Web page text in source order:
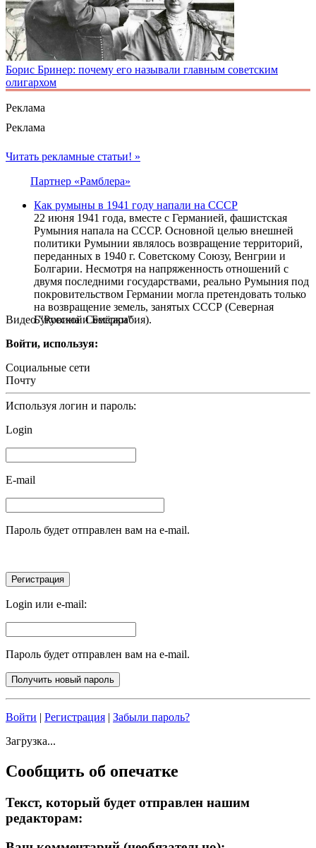
Борис Бринер: почему его называли главным советским
олигархом
Реклама
Реклама
Видео "Русской Семёрки"
Читать рекламные статьи! »
Партнер «Рамблера»
Как румыны в 1941 году напали на СССР
22 июня 1941 года, вместе с Германией, фашистская
Румыния напала на СССР. Основной целью внешней
политики Румынии являлось возвращение территорий,
переданных в 1940 г. Советскому Союзу, Венгрии и
Болгарии. Несмотря на напряженность отношений с
двумя последними государствами, реально Румыния под
покровительством Германии могла претендовать только
на возвращение земель, занятых СССР (Северная
Буковина и Бессарабия).
Войти, используя:
Социальные сети
Почту
Используя логин и пароль:
Login
E-mail
Пароль будет отправлен вам на e-mail.
Login или e-mail:
Пароль будет отправлен вам на e-mail.
Войти | Регистрация | Забыли пароль?
Загрузка...
Сообщить об опечатке
Текст, который будет отправлен нашим
редакторам: